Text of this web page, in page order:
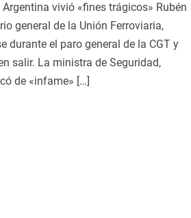
vivió «fines trágicos» Rubén
general de la Unión Ferroviaria,
durante el paro general de la CGT y
salir. La ministra de Seguridad,
de «infame» […]